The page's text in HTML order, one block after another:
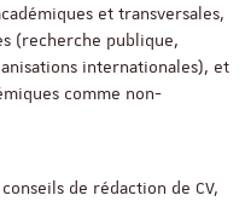
et transversales,
(recherche publique,
internationales), et
comme non-
de rédaction de CV,